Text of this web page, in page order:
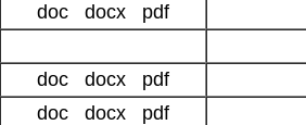
doc docx pdf
doc docx pdf
doc docx pdf